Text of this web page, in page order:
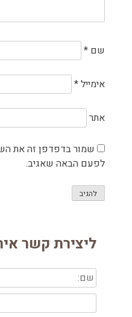
שם *
אימייל*
אתר
שמור בדפדפן זה את
לפעם הבאה שאגיב.
ליצירת קשר